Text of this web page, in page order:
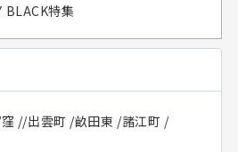
BLACK特集
窪 //出雲町 /畝田東 /諸江町 /